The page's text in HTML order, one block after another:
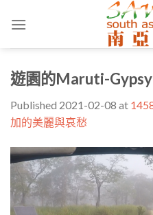
遊園的Maruti-
Published 2021-02-08 at
加的美麗與哀愁